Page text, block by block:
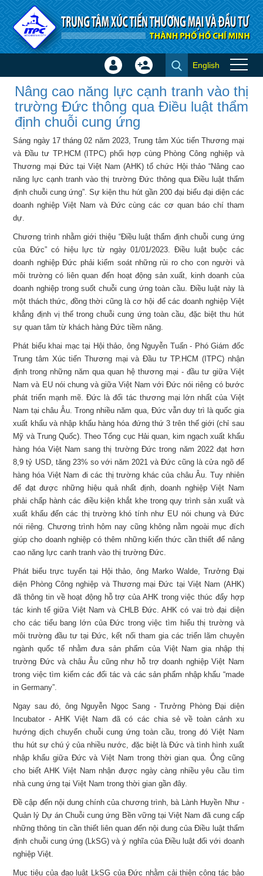
Truy cập nội dung luôn
Nâng cao năng lực cạnh tranh
vào thị trường Đức thông qua
Điều luật thẩm định chuỗi cung
ứng - Tin ITPC
Đăng
Tạo
khoản
English
×
Nâng cao năng lực cạnh tranh vào thị
trường Đức thông qua Điều luật thẩm
định chuỗi cung ứng
Sáng ngày 17 tháng 02 năm 2023, Trung tâm Xúc tiến Thương mại
và Đầu tư TP.HCM (ITPC) phối hợp cùng Phòng Công nghiệp và
Thương mại Đức tại Việt Nam (AHK) tổ chức Hội thảo “Nâng cao
năng lực cạnh tranh vào thị trường Đức thông qua Điều luật thẩm
định chuỗi cung ứng”. Sự kiện thu hút gần 200 đại biểu đại diện các
doanh nghiệp Việt Nam và Đức cùng các cơ quan báo chí tham
dự.
Chương trình nhằm giới thiệu “Điều luật thẩm định chuỗi cung ứng
của Đức” có hiệu lực từ ngày 01/01/2023. Điều luật buộc các
doanh nghiệp Đức phải kiểm soát những rủi ro cho con người và
môi trường có liên quan đến hoạt động sản xuất, kinh doanh của
doanh nghiệp trong suốt chuỗi cung ứng toàn cầu. Điều luật này là
một thách thức, đồng thời cũng là cơ hội để các doanh nghiệp Việt
khẳng định vị thế trong chuỗi cung ứng toàn cầu, đặc biệt thu hút
sự quan tâm từ khách hàng Đức tiềm năng.
Phát biểu khai mạc tại Hội thảo, ông Nguyễn Tuấn - Phó Giám đốc
Trung tâm Xúc tiến Thương mại và Đầu tư TP.HCM (ITPC) nhận
định trong những năm qua quan hệ thương mại - đầu tư giữa Việt
Nam và EU nói chung và giữa Việt Nam với Đức nói riêng có bước
phát triển mạnh mẽ. Đức là đối tác thương mại lớn nhất của Việt
Nam tại châu Âu. Trong nhiều năm qua, Đức vẫn duy trì là quốc gia
xuất khẩu và nhập khẩu hàng hóa đứng thứ 3 trên thế giới (chỉ sau
Mỹ và Trung Quốc). Theo Tổng cục Hải quan, kim ngạch xuất khẩu
hàng hóa Việt Nam sang thị trường Đức trong năm 2022 đạt hơn
8,9 tỷ USD, tăng 23% so với năm 2021 và Đức cũng là cửa ngõ để
hàng hóa Việt Nam đi các thị trường khác của châu Âu. Tuy nhiên
để đạt được những hiệu quả nhất định, doanh nghiệp Việt Nam
phải chấp hành các điều kiện khắt khe trong quy trình sản xuất và
xuất khẩu đến các thị trường khó tính như EU nói chung và Đức
nói riêng. Chương trình hôm nay cũng không nằm ngoài mục đích
giúp cho doanh nghiệp có thêm những kiến thức cần thiết để nâng
cao năng lực canh tranh vào thị trường Đức.
Phát biểu trực tuyến tại Hội thảo, ông Marko Walde, Trưởng Đại
diện Phòng Công nghiệp và Thương mại Đức tại Việt Nam (AHK)
đã thông tin về hoạt động hỗ trợ của AHK trong việc thúc đẩy hợp
tác kinh tế giữa Việt Nam và CHLB Đức. AHK có vai trò đại diện
cho các tiểu bang lớn của Đức trong việc tìm hiểu thị trường và
môi trường đầu tư tại Đức, kết nối tham gia các triển lãm chuyên
ngành quốc tế nhằm đưa sản phẩm của Việt Nam gia nhập thị
trường Đức và châu Âu cũng như hỗ trợ doanh nghiệp Việt Nam
trong việc tìm kiếm các đối tác và các sản phẩm nhập khẩu “made
in Germany”.
Ngay sau đó, ông Nguyễn Ngọc Sang - Trưởng Phòng Đại diện
Incubator - AHK Việt Nam đã có các chia sẻ về toàn cảnh xu
hướng dịch chuyển chuỗi cung ứng toàn cầu, trong đó Việt Nam
thu hút sự chú ý của nhiều nước, đặc biệt là Đức và tình hình xuất
nhập khẩu giữa Đức và Việt Nam trong thời gian qua. Ông cũng
cho biết AHK Việt Nam nhận được ngày càng nhiều yêu cầu tìm
nhà cung ứng tại Việt Nam trong thời gian gần đây.
Đề cập đến nội dung chính của chương trình, bà Lành Huyền Như -
Quản lý Dự án Chuỗi cung ứng Bền vững tại Việt Nam đã cung cấp
những thông tin cần thiết liên quan đến nội dung của Điều luật thẩm
định chuỗi cung ứng (LkSG) và ý nghĩa của Điều luật đối với doanh
nghiệp Việt.
Mục tiêu của đạo luật LkSG của Đức nhằm cải thiện công tác bảo